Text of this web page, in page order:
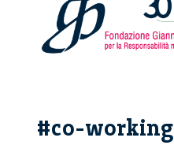
#co-working